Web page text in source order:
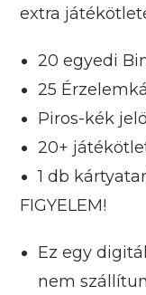
extra
20 egyedi
25
Piros-kék
20+
1 db
FIGYELEM!
Ez egy
nem